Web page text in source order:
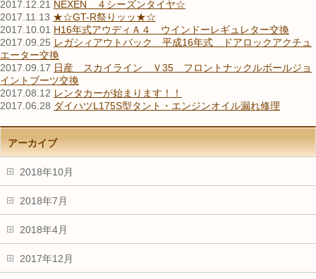
2017.12.21 NEXEN ４シーズンタイヤ☆
2017.11.13 ★☆GT-R祭りッッ★☆
2017.10.01 H16年式アウディＡ４ ウインドーレギュレター交換
2017.09.25 レガシィアウトバック 平成16年式 ドアロックアクチュ
エーター交換
2017.09.17 日産 スカイライン Ｖ35 フロントナックルボールジョ
イントブーツ交換
2017.08.12 レンタカーが始まります！！
2017.06.28 ダイハツL175S型タント・エンジンオイル漏れ修理
アーカイブ
2018年10月
2018年7月
2018年4月
2017年12月